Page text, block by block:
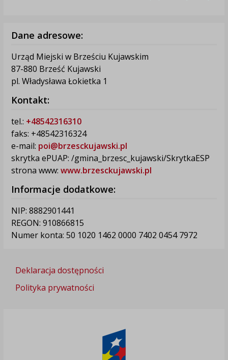
Dane adresowe:
Urząd Miejski w Brześciu Kujawskim
87-880 Brześć Kujawski
pl. Władysława Łokietka 1
Kontakt:
tel.: +48542316310
faks: +48542316324
e-mail: poi@brzesckujawski.pl
skrytka ePUAP: /gmina_brzesc_kujawski/SkrytkaESP
strona www: www.brzesckujawski.pl
Informacje dodatkowe:
NIP: 8882901441
REGON: 910866815
Numer konta: 50 1020 1462 0000 7402 0454 7972
Deklaracja dostępności
Polityka prywatności